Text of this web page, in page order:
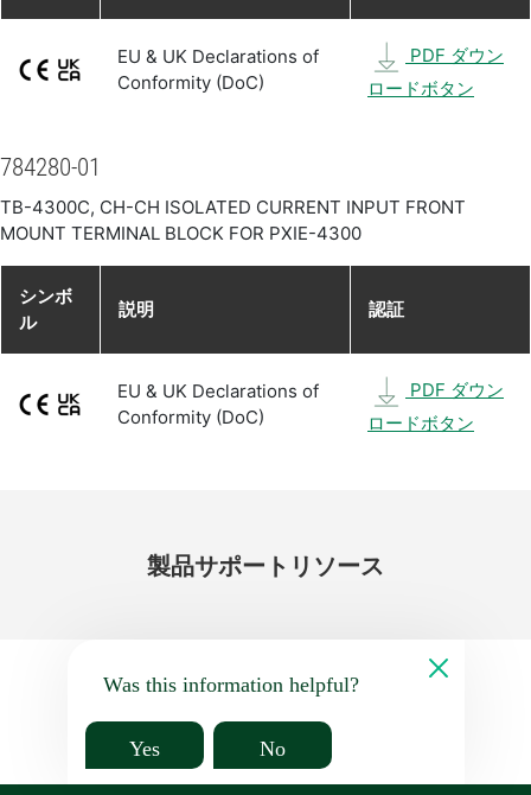
EU & UK Declarations of
Conformity (DoC)
PDF ダウン
ロードボタン
784280-01
TB-4300C, CH-CH ISOLATED CURRENT INPUT FRONT
MOUNT TERMINAL BLOCK FOR PXIE-4300
シンボ
ル
説明 認証
EU & UK Declarations of
Conformity (DoC)
PDF ダウン
ロードボタン
製品サポート リソース
Was this information helpful?
Yes No